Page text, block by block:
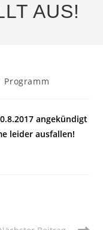
AUS!
Programm
angekündigt
leider ausfallen!